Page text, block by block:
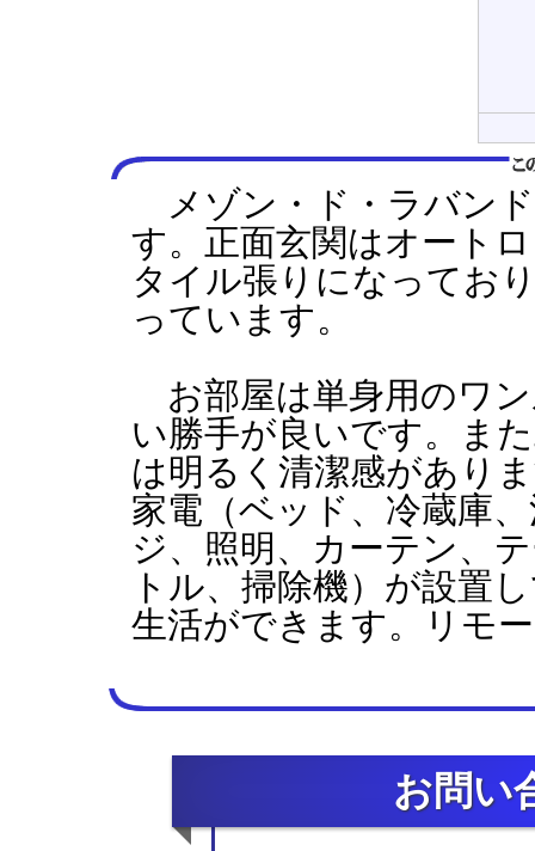
メゾン・ド・ラバン
す。正面玄関はオート
タイル張りになってお
っています。
お部屋は単身用のワ
い勝手が良いです。ま
は明るく清潔感があり
家電（ベッド、冷蔵庫
ジ、照明、カーテン、
トル、掃除機）が設置
生活ができます。リモ
お問い